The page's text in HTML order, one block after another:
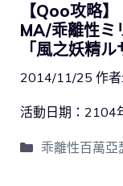
【Qoo攻略
MA/乖離性ミ
「風之妖精
2014/11/25 作者:
活動日期：2104
乖離性百萬亞